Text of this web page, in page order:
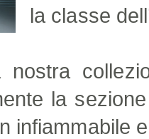
la classe
nostra
la
infiammabile